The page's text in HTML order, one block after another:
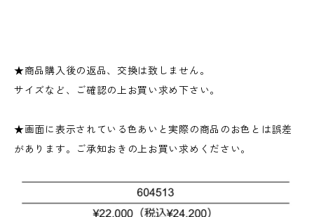
★商品購入後の返品、交換は致しません。
サイズなど、ご確認の上お買い求め下さい。
★画面に表示されている色あいと実際の商品のお色とは誤差
があります。ご承知おきの上お買い求めください。